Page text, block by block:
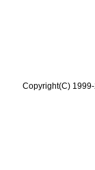
Copyright(C)